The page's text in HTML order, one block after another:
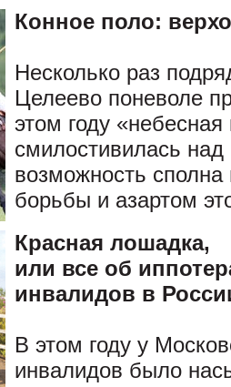
Конное поло:
Несколько раз
Целеево поневоле
этом году
смилостивилась
возможность
борьбы и азартом
Красная лошадка,
или все об
инвалидов в
В этом году у
инвалидов было